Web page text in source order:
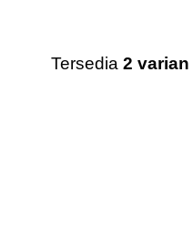
Tersedia 2 varian